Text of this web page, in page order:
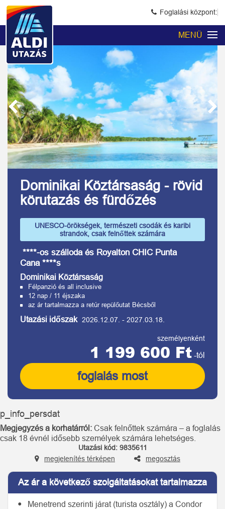
Foglalási központ:
MENÜ
Previous Next
Dominikai Köztársaság - rövid
körutazás és fürdőzés
UNESCO-örökségek, természeti csodák és karibi
strandok, csak felnőttek számára
****-os szálloda és Royalton CHIC Punta
Cana ****s
Dominikai Köztársaság
Félpanzió és all inclusive
12 nap / 11 éjszaka
az ár tartalmazza a retúr repülőutat Bécsből
Utazási időszak 2026.12.07. - 2027.03.18.
személyenként
1 199 600 Ft -tól
foglalás most
p_info_persdat
Megjegyzés a korhatárról: Csak felnőttek számára – a foglalás
csak 18 évnél idősebb személyek számára lehetséges.
Utazási kód:9835611
megjelenítés térképen
megosztás
Az ár a következő szolgáltatásokat tartalmazza
Menetrend szerinti járat (turista osztály) a Condor